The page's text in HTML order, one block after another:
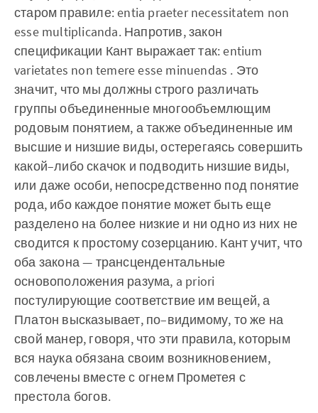
старом правиле: entia praeter necessitatem non
esse multiplicanda. Напротив, закон
спецификации Кант выражает так: entium
varietates non temere esse minuendas . Это
значит, что мы должны строго различать
группы объединенные многообъемлющим
родовым понятием, а также объединенные им
высшие и низшие виды, остерегаясь совершить
какой–либо скачок и подводить низшие виды,
или даже особи, непосредственно под понятие
рода, ибо каждое понятие может быть еще
разделено на более низкие и ни одно из них не
сводится к простому созерцанию. Кант учит, что
оба закона — трансцендентальные
основоположения разума, a priori
постулирующие соответствие им вещей, а
Платон высказывает, по–видимому, то же на
свой манер, говоря, что эти правила, которым
вся наука обязана своим возникновением,
совлечены вместе с огнем Прометея с
престола богов.